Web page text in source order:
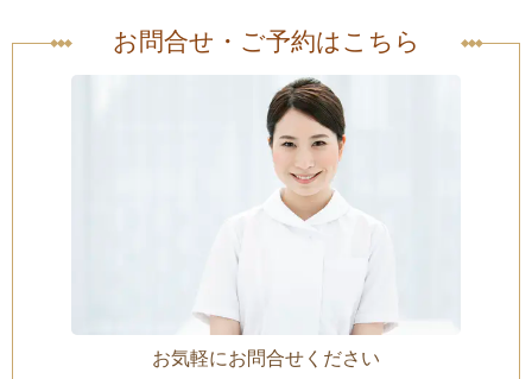
お問合せ・ご予約はこちら
お気軽にお問合せください